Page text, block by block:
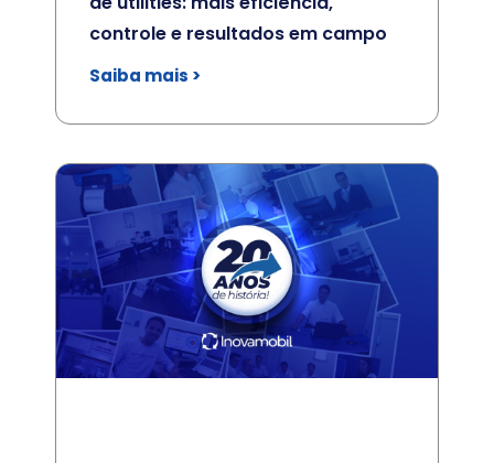
controle e resultados em campo
Saiba mais >